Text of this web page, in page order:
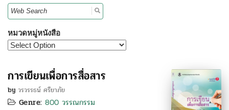
Search
for:
หมวดหมู่หนังสือ
การเขียนเพื่อการสื่อสาร
by วรวรรธน์ ศรียาภัย
Genre: 800 วรรณกรรม